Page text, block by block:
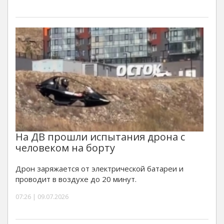
На ДВ прошли испытания дрона с
человеком на борту
Дрон заряжается от электрической батареи и
проводит в воздухе до 20 минут.
07:26 | 09.07.2026